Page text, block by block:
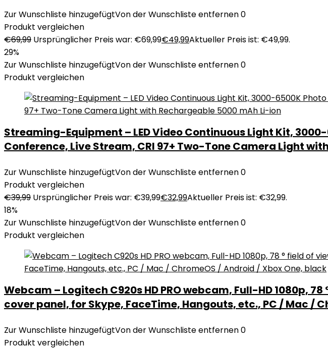
Zur Wunschliste hinzugefügtVon der Wunschliste entfernen0
Produkt vergleichen
€69,99 Ursprünglicher Preis war: €69,99€49,99Aktueller Preis ist: €49,99.
29%
Zur Wunschliste hinzugefügtVon der Wunschliste entfernen0
Produkt vergleichen
Streaming-Equipment – LED Video Continuous Light Kit,
Conference, Live Stream, CRI 97+ Two-Tone Camera Light
Zur Wunschliste hinzugefügtVon der Wunschliste entfernen0
Produkt vergleichen
€39,99 Ursprünglicher Preis war: €39,99€32,99Aktueller Preis ist: €32,99.
18%
Zur Wunschliste hinzugefügtVon der Wunschliste entfernen0
Produkt vergleichen
Webcam – Logitech C920s HD PRO webcam, Full-HD 1080p,
cover panel, for Skype, FaceTime, Hangouts, etc., PC / Mac /
Zur Wunschliste hinzugefügtVon der Wunschliste entfernen0
Produkt vergleichen